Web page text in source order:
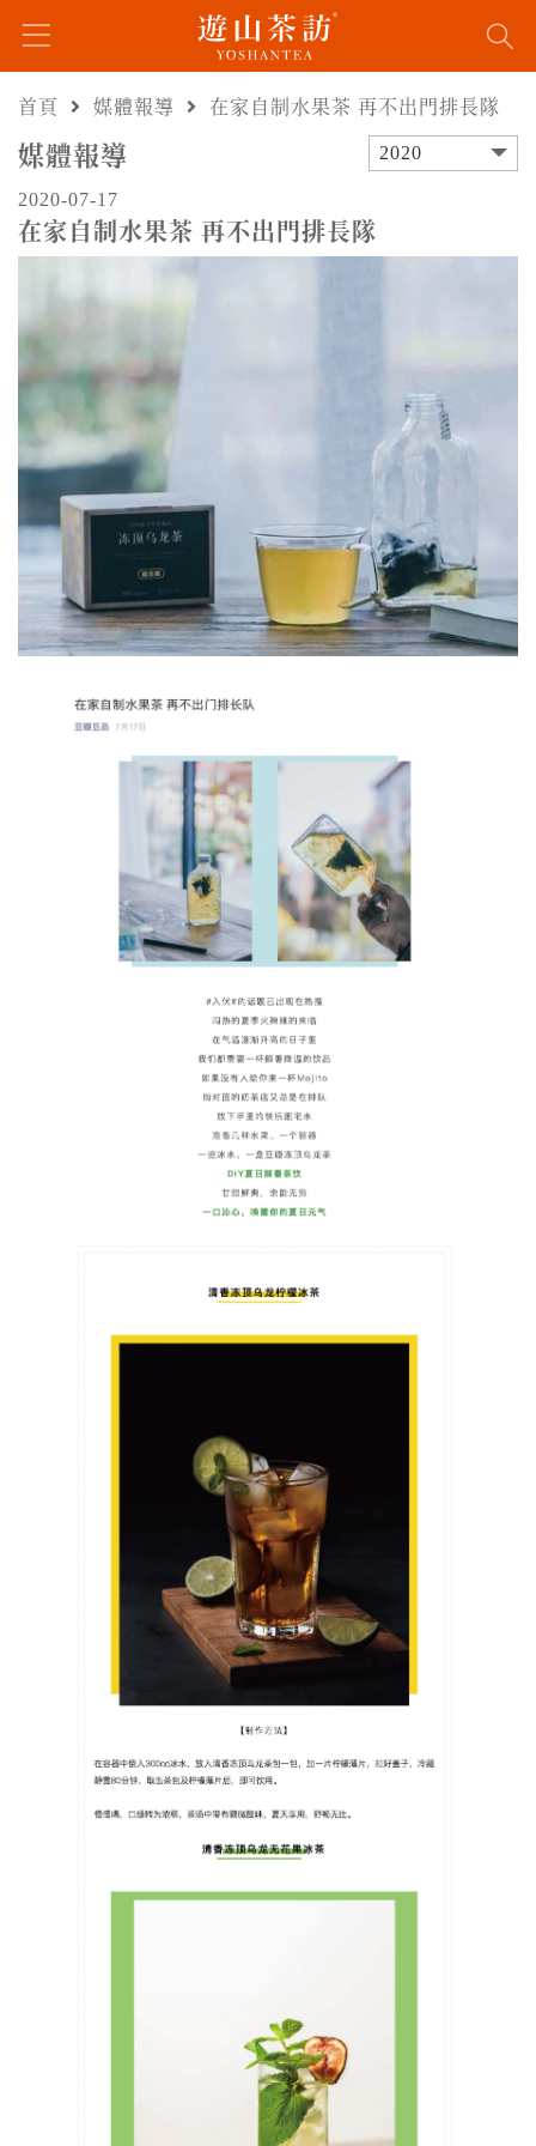
首頁 媒體報導 在家自制水果茶 再不出門排長隊
媒體報導 2020
2020-07-17
在家自制水果茶 再不出門排長隊